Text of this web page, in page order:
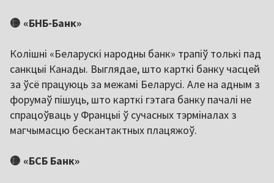
🟡 «БНБ-Банк»
Колішні «Беларускі народны банк» трапіў толькі пад
санкцыі Канады. Выглядае, што карткі банку часцей
за ўсё працуюць за межамі Беларусі. Але на адным з
форумаў пішуць, што карткі гэтага банку пачалі не
спрацоўваць у Францыі ў сучасных тэрміналах з
магчымасцю бескантактных плацяжоў.
🟡 «БСБ Банк»